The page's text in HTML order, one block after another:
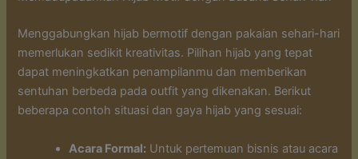
Menggabungkan hijab bermotif dengan pakaian sehari-hari
memerlukan sedikit kreativitas. Pilihan hijab yang tepat
dapat meningkatkan penampilanmu dan memberikan
sentuhan berbeda pada outfit yang dikenakan. Berikut
beberapa contoh situasi dan gaya hijab yang sesuai:
Acara Formal: Untuk pertemuan bisnis atau acara